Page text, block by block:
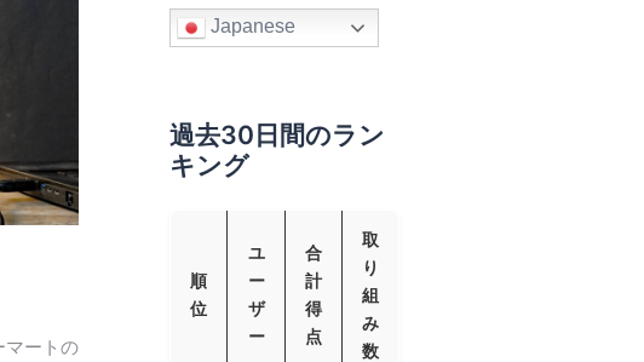
マートの
Japanese
過去30日間のラン
キング
順
位
ユ
ー
ザ
ー
合
計
得
点
取
り
組
み
数